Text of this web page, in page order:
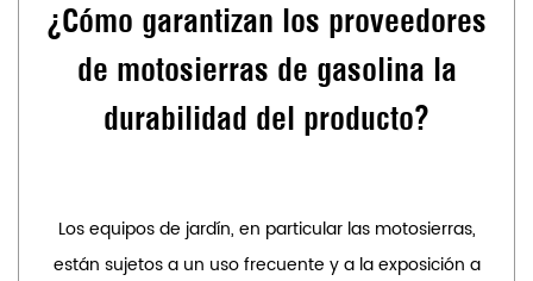
¿Cómo garantizan los proveedores
de motosierras de gasolina la
durabilidad del producto?
Los equipos de jardín, en particular las motosierras,
están sujetos a un uso frecuente y a la exposición a